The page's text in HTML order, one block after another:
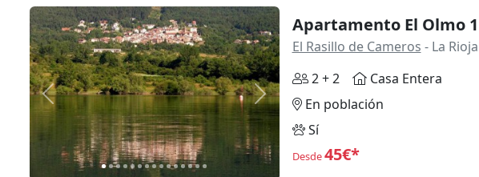
Anterior Siguiente
Apartamento El Olmo 1
El Rasillo de Cameros - La Rioja
2 + 2
Casa Entera
En población
Sí
Desde45€*